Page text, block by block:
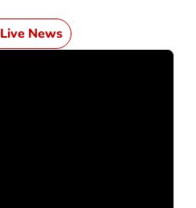
Live News